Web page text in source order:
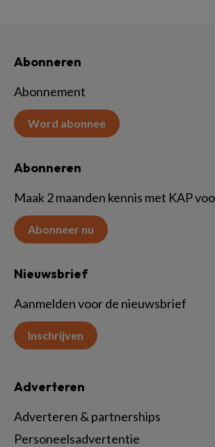
Abonneren
Abonnement
Word abonnee
Abonneren
Maak 2 maanden kennis met KAP
Abonneer nu
Nieuwsbrief
Aanmelden voor de nieuwsbrief
Inschrijven
Adverteren
Adverteren & partnerships
Personeelsadvertentie